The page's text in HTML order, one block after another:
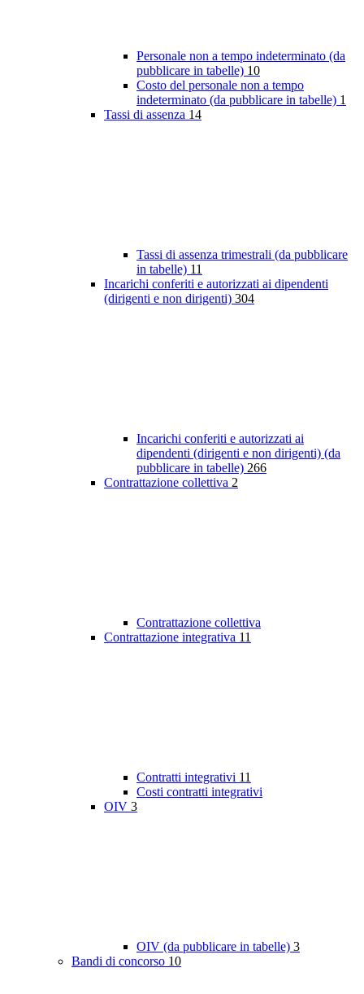
Personale non a tempo indeterminato (da
pubblicare in tabelle) 10
Costo del personale non a tempo
indeterminato (da pubblicare in tabelle) 1
Tassi di assenza 14
Tassi di assenza trimestrali (da pubblicare
in tabelle) 11
Incarichi conferiti e autorizzati ai dipendenti
(dirigenti e non dirigenti) 304
Incarichi conferiti e autorizzati ai
dipendenti (dirigenti e non dirigenti) (da
pubblicare in tabelle) 266
Contrattazione collettiva 2
Contrattazione collettiva
Contrattazione integrativa 11
Contratti integrativi 11
Costi contratti integrativi
OIV 3
OIV (da pubblicare in tabelle) 3
Bandi di concorso 10